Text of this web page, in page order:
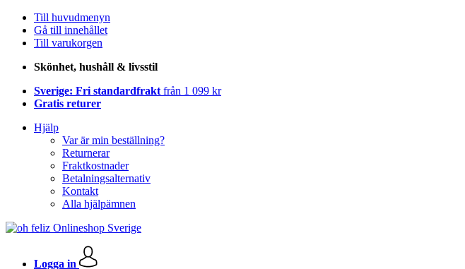
Till huvudmenyn
Gå till innehållet
Till varukorgen
Skönhet, hushåll & livsstil
Sverige: Fri standardfrakt från 1 099 kr
Gratis returer
Hjälp
Var är min beställning?
Returnerar
Fraktkostnader
Betalningsalternativ
Kontakt
Alla hjälpämnen
Logga in